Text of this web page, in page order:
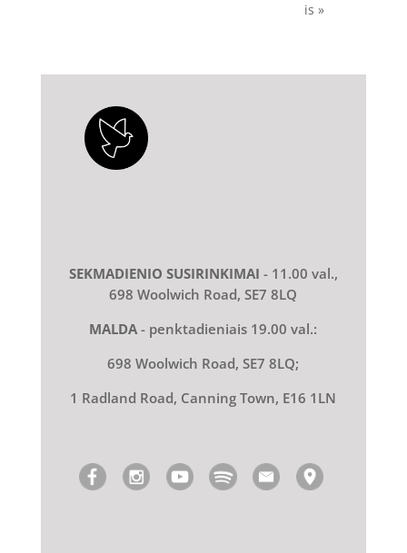
is »
SEKMADIENIO SUSIRINKIMAI - 11.00 val.,
698 Woolwich Road, SE7 8LQ
MALDA- penktadieniais 19.00 val.:
698 Woolwich Road, SE7 8LQ;
1 Radland Road, Canning Town, E16 1LN